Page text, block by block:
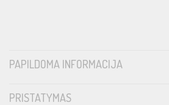
PAPILDOMA INFORMACIJA
PRISTATYMAS